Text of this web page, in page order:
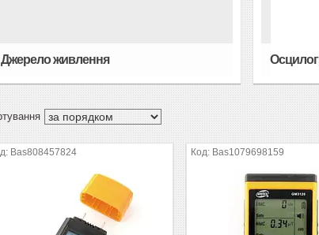
Джерело живлення
Bas808457824 Bas1079698159